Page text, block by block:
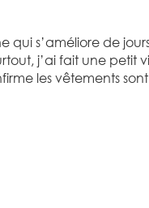
s’améliore de
j’ai fait une petit
les vêtements